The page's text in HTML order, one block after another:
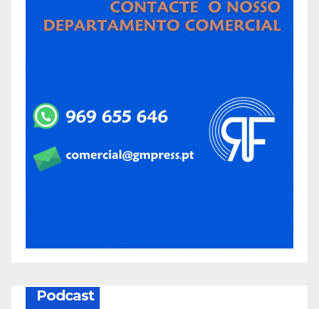
Podcast